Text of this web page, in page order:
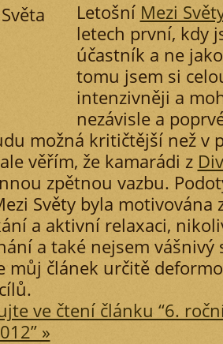
Letošní Mezi
letech první, kdy
účastník a ne
tomu jsem si
intenzivněji a
nezávisle a
možná kritičtější než v
věřím, že kamarádi z
zpětnou vazbu.
Světy byla motivována
a aktivní relaxaci,
a také nejsem vášnivý
můj článek určitě
ve čtení článku “6.
»